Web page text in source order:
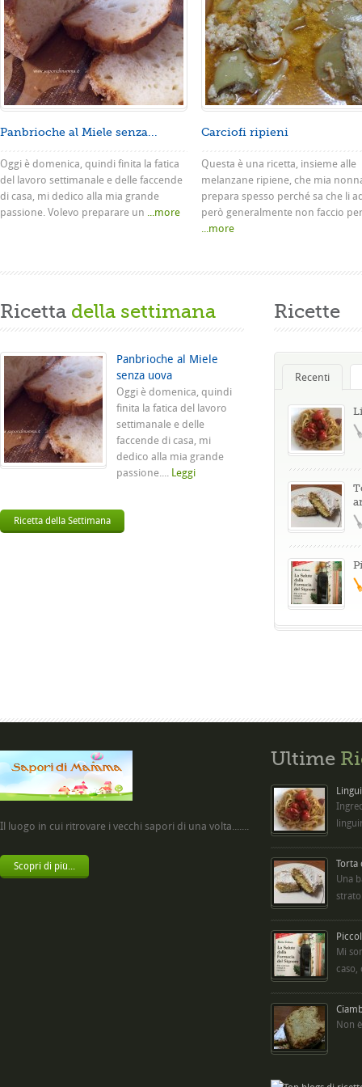
Panbrioche al Miele senza...
Oggi è domenica, quindi finita la fatica
del lavoro settimanale e delle faccende
di casa, mi dedico alla mia grande
passione. Volevo preparare un ...more
Carciofi ripieni
Questa è una ricetta, insieme alle
melanzane ripiene, che mia
prepara spesso perché sa che li
però generalmente non faccio
...more
Ricetta della settimana
Panbrioche al Miele
senza uova
Oggi è domenica, quindi
finita la fatica del lavoro
settimanale e delle
faccende di casa, mi
dedico alla mia grande
passione.... Leggi
Ricetta della Settimana
Ricette
Recenti
Il luogo in cui ritrovare i vecchi sapori di una volta.......
Scopri di più...
Ultime
Torta
Una
Mi
caso,
Non